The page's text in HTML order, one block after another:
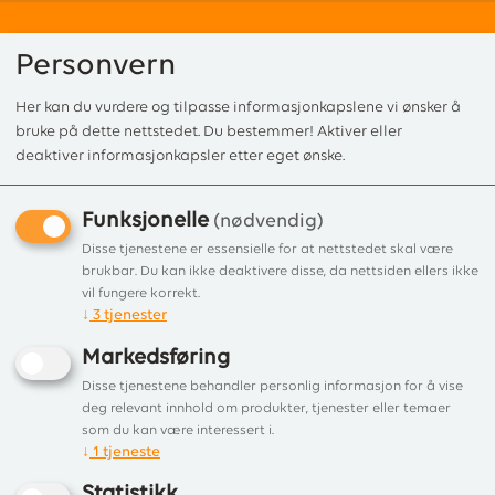
Forside/ Produkter/ Utepeis ved
Viser 4 produkter
Liste
Personvern
Her kan du vurdere og tilpasse informasjonkapslene vi ønsker å
bruke på dette nettstedet. Du bestemmer! Aktiver eller
deaktiver informasjonkapsler etter eget ønske.
Funksjonelle (nødvendig)
Disse tjenestene er essensielle for at nettstedet skal være
brukbar. Du kan ikke deaktivere disse, da nettsiden ellers ikke
vil fungere korrekt.
↓ 3 tjenester
Markedsføring
Disse tjenestene behandler personlig informasjon for å vise
deg relevant innhold om produkter, tjenester eller temaer
som du kan være interessert i.
↓ 1 tjeneste